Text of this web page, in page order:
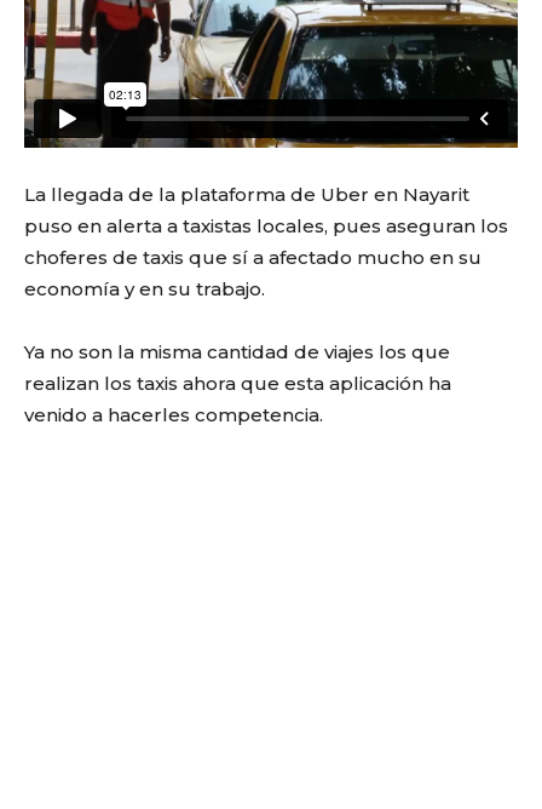
La llegada de la plataforma de Uber en Nayarit
puso en alerta a taxistas locales, pues aseguran los
choferes de taxis que sí a afectado mucho en su
economía y en su trabajo.
Ya no son la misma cantidad de viajes los que
realizan los taxis ahora que esta aplicación ha
venido a hacerles competencia.